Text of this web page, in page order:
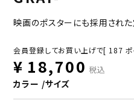
映画のポスターにも採用され
会員登録してお買い上げで[ 187
¥ 18,700 税込
カラー サイズ